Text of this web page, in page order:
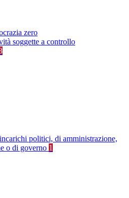
zero
soggette a controllo
politici, di amministrazione,
o di governo 1